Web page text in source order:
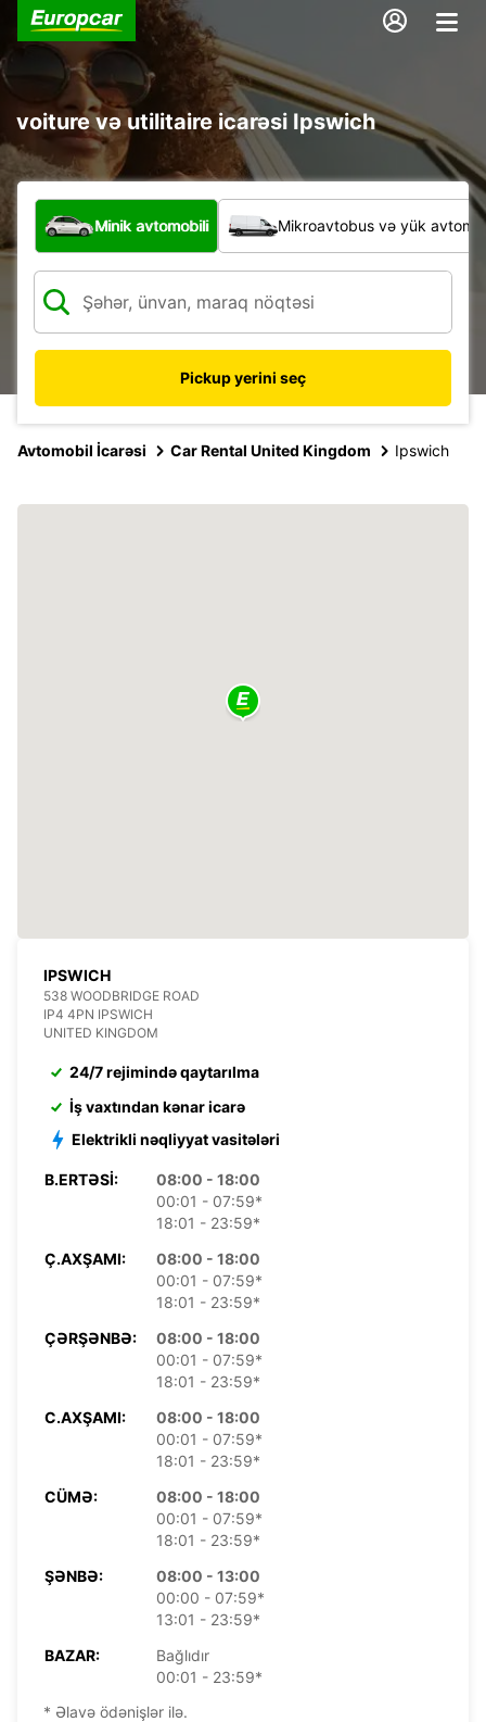
voiture və utilitaire icarəsi Ipswich
Hansı növ nəqliyyat vasitəsi?
Minik avtomobili Mikroavtobus və yük
Pickup yerini seç
Avtomobil İcarəsi Car Rental United Kingdom Ipswich
IPSWICH
538 WOODBRIDGE ROAD
IP4 4PN IPSWICH
UNITED KINGDOM
24/7 rejimində qaytarılma
İş vaxtından kənar icarə
Elektrikli nəqliyyat vasitələri
B.ERTƏSI:
08:00 - 18:00
00:01 - 07:59*
18:01 - 23:59*
Ç.AXŞAMI:
08:00 - 18:00
00:01 - 07:59*
18:01 - 23:59*
ÇƏRŞƏNBƏ:
08:00 - 18:00
00:01 - 07:59*
18:01 - 23:59*
C.AXŞAMI:
08:00 - 18:00
00:01 - 07:59*
18:01 - 23:59*
CÜMƏ:
08:00 - 18:00
00:01 - 07:59*
18:01 - 23:59*
ŞƏNBƏ:
08:00 - 13:00
00:00 - 07:59*
13:01 - 23:59*
BAZAR:
Bağlıdır
00:01 - 23:59*
* Əlavə ödənişlər ilə.